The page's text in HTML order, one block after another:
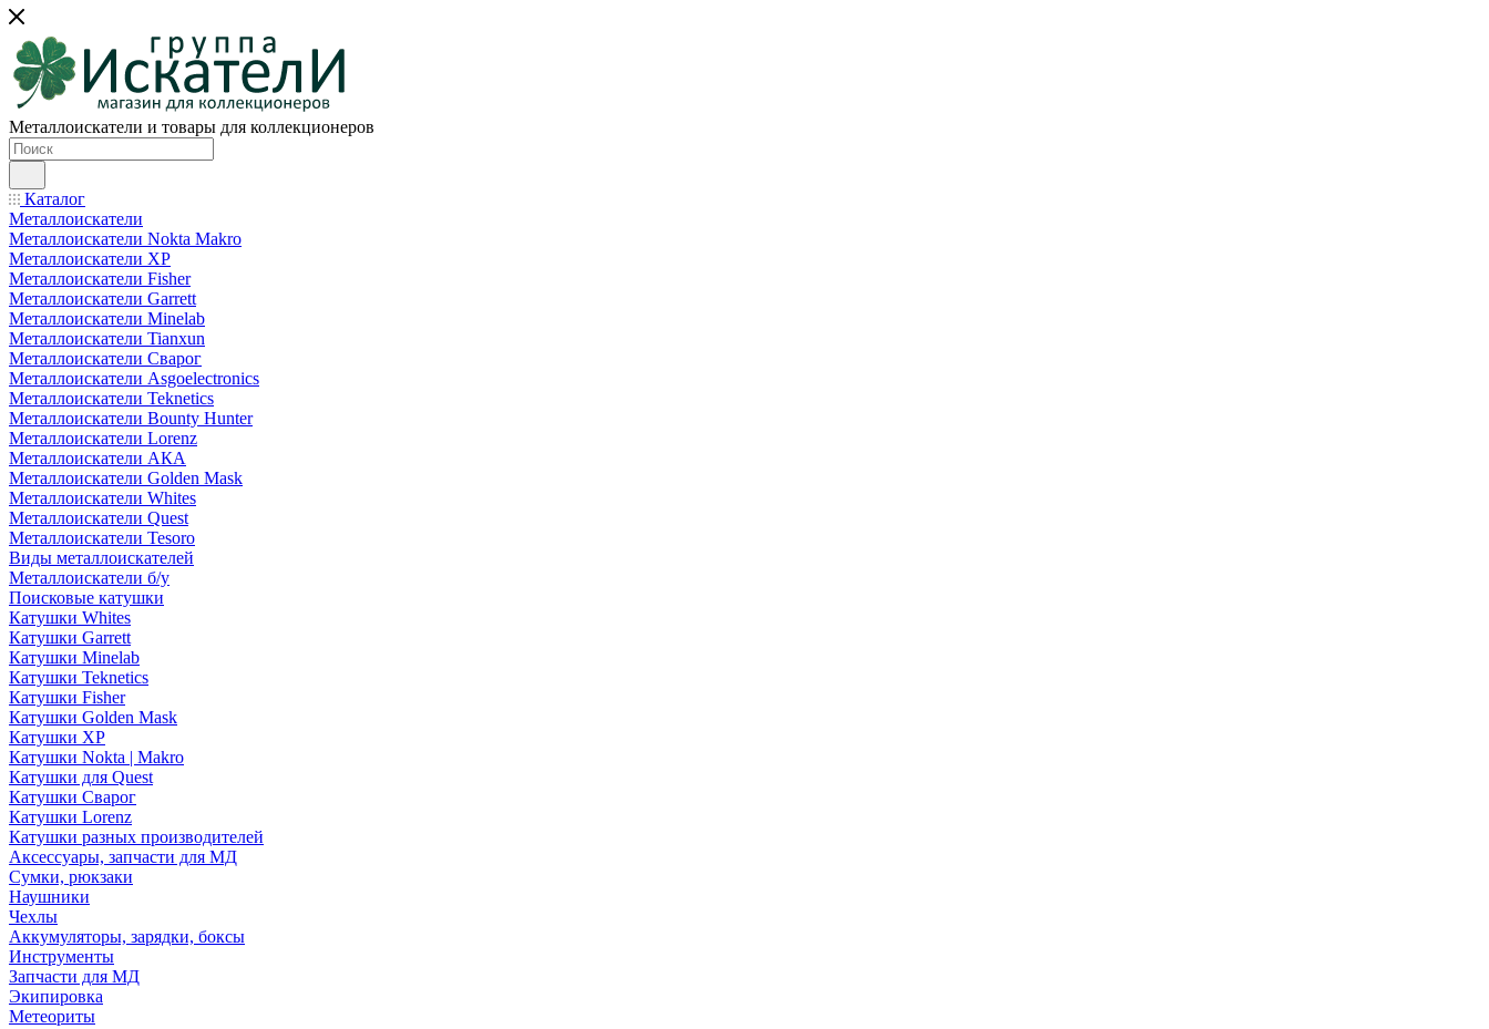
Металлоискатели и товары для коллекционеров
Каталог
Металлоискатели
Металлоискатели Nokta Makro
Металлоискатели XP
Металлоискатели Fisher
Металлоискатели Garrett
Металлоискатели Minelab
Металлоискатели Tianxun
Металлоискатели Сварог
Металлоискатели Asgoelectronics
Металлоискатели Teknetics
Металлоискатели Bounty Hunter
Металлоискатели Lorenz
Металлоискатели АКА
Металлоискатели Golden Mask
Металлоискатели Whites
Металлоискатели Quest
Металлоискатели Tesoro
Виды металлоискателей
Металлоискатели б/у
Поисковые катушки
Катушки Whites
Катушки Garrett
Катушки Minelab
Катушки Teknetics
Катушки Fisher
Катушки Golden Mask
Катушки XP
Катушки Nokta | Makro
Катушки для Quest
Катушки Сварог
Катушки Lorenz
Катушки разных производителей
Аксессуары, запчасти для МД
Сумки, рюкзаки
Наушники
Чехлы
Аккумуляторы, зарядки, боксы
Инструменты
Запчасти для МД
Экипировка
Метеориты